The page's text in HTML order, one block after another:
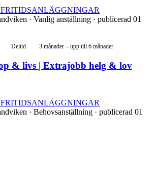
· Vanlig anställning · publicerad 01
Deltid 3 månader – upp till 6 månader
& livs | Extrajobb helg & lov
· Behovsanställning · publicerad 01